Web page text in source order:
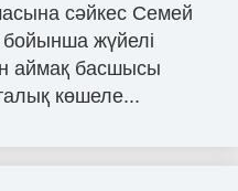
сәйкес Семей
жүйелі
аймақ басшысы
көшеле...